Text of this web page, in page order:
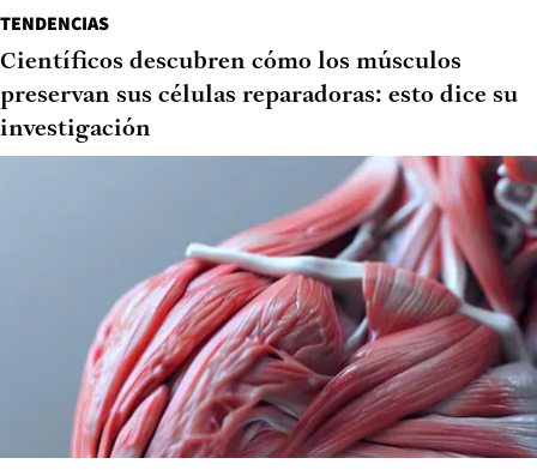
TENDENCIAS
Científicos descubren cómo los músculos
preservan sus células reparadoras: esto dice su
investigación